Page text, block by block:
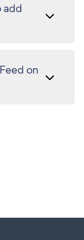
add
on